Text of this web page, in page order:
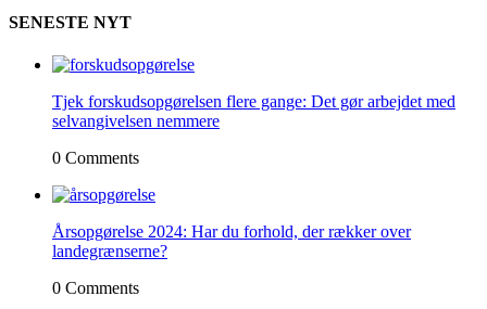
SENESTE NYT
Tjek forskudsopgørelsen flere gange: Det gør arbejdet med
selvangivelsen nemmere
0 Comments
Årsopgørelse 2024: Har du forhold, der rækker over
landegrænserne?
0 Comments